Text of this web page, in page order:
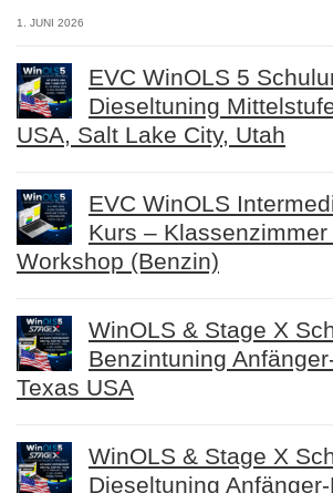
1. JUNI 2026
EVC WinOLS 5
Dieseltuning
USA, Salt Lake City, Utah
EVC WinOLS
Kurs – Klassenzimmer
Workshop (Benzin)
WinOLS & Stage X
Benzintuning
Texas USA
WinOLS & Stage X
Dieseltuning